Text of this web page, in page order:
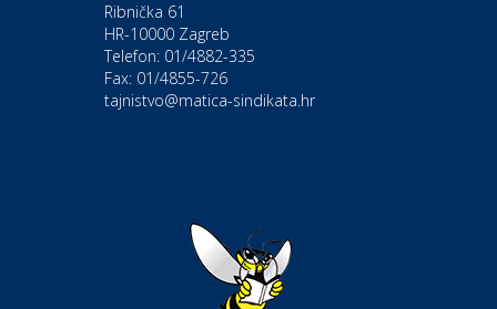
Gastro
Hotel Bunčić Vrbovec
Izletište i vinotočje VINIA
Ribnička 61
HR-10000 Zagreb
Telefon: 01/4882-335
Fax: 01/4855-726
tajnistvo@matica-sindikata.hr